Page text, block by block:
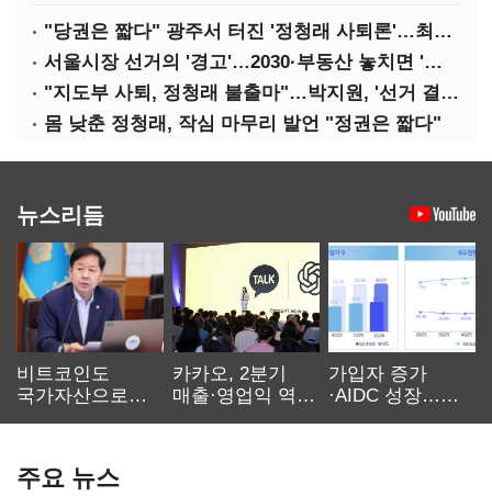
"당권은 짧다" 광주서 터진 '정청래 사퇴론'…최고위 '아수라장'
서울시장 선거의 '경고'…2030·부동산 놓치면 '총선도 대선도' 패배
"지도부 사퇴, 정청래 불출마"…박지원, '선거 결과 책임' 강조
몸 낮춘 정청래, 작심 마무리 발언 "정권은 짧다"
뉴스리듬
비트코인도
국가자산으로…'
카카오, 2분기
매출·영업익 역대
가입자 증가
·AIDC 성장…
주요 뉴스